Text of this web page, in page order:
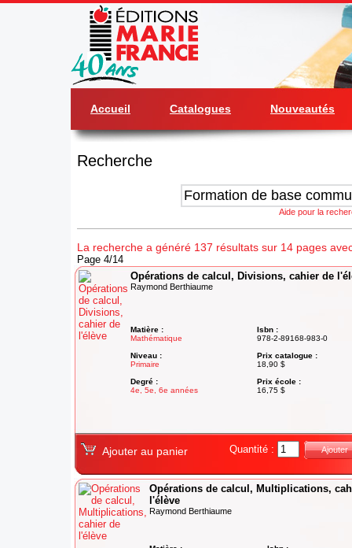
Accueil Catalogues Nouveautés
Recherche
Aide pour la
La recherche a généré 137 résultats sur 14 pages
Page 4/14
Opérations de calcul, Divisions, cahier de
Raymond Berthiaume
Matière :
Mathématique
Niveau :
Primaire
Degré :
4e, 5e, 6e années
Isbn :
978-2-89168-983-0
Prix catalogue :
18,90 $
Prix école :
16,75 $
Ajouter au panier Quantité : Ajouter
Opérations de calcul, Multiplications,
l'élève
Raymond Berthiaume